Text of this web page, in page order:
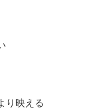
り映える